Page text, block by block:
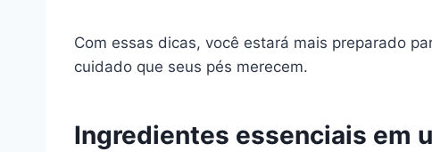
Com essas dicas, você estará mais preparado
cuidado que seus pés merecem.
Ingredientes essenciais em